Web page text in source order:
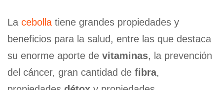
La cebollatiene grandes propiedades y
beneficios para la salud, entre las que destaca
su enorme aporte de vitaminas, la prevención
del cáncer, gran cantidad de fibra,